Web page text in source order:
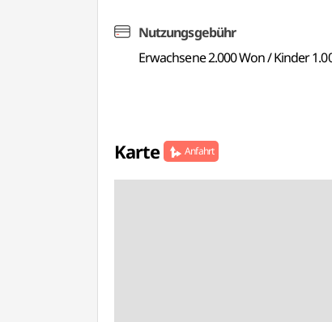
Nutzungsgebühr
Erwachsene 2.000 Won / Kinder
Karte Anfahrt